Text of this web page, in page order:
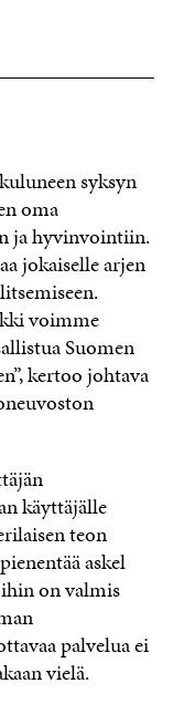
syksyn
oma
ja hyvinvointiin.
jokaiselle arjen
voimme
Suomen
kertoo johtava
käyttäjälle
teon
askel
on valmis
palvelua ei
vielä.